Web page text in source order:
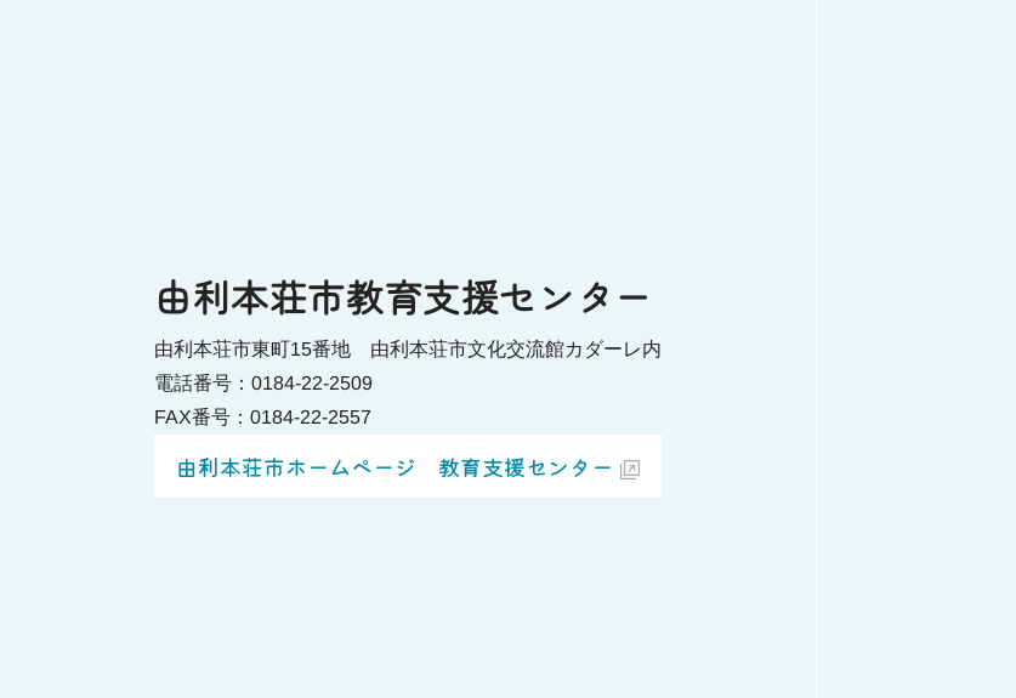
由利本荘市教育支援センター
由利本荘市東町15番地 由利本荘市文化交流館カダーレ内
電話番号：0184-22-2509
FAX番号：0184-22-2557
由利本荘市ホームページ 教育支援センター